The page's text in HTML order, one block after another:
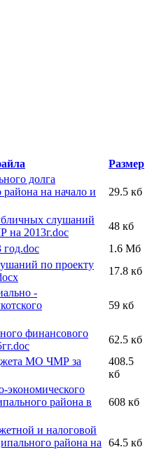
Размер
долга
на начало и
29.5 кб
слушаний
на 2013г.doc
48 кб
1.6 Мб
по проекту
17.8 кб
-
59 кб
финансового
62.5 кб
МО ЧМР за
408.5
кб
экономического
района в
608 кб
и налоговой
района на
64.5 кб